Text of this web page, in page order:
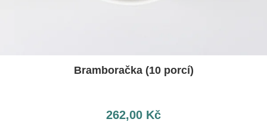
Bramboračka (10 porcí)
262,00 Kč